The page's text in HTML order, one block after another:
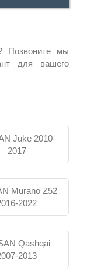
Позвоните мы
для вашего
Juke 2010-
2017
Murano Z52
2022
Qashqai
2013